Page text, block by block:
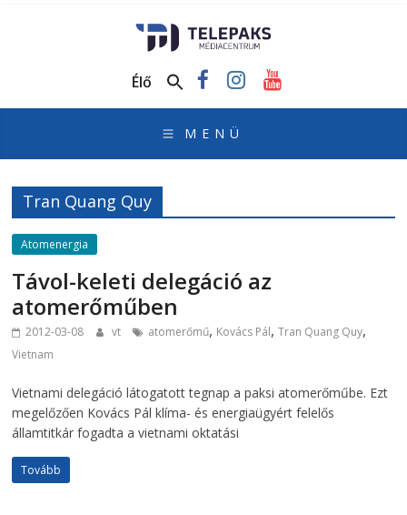
Médiacentrum
honlapja
Élő
Tran Quang Quy
Atomenergia
Távol-keleti delegáció az
atomerőműben
2012-03-08 vt atomerőmű, Kovács Pál,Tran Quang Quy,
Vietnam
Vietnami delegáció látogatott tegnap a paksi atomerőműbe. Ezt
megelőzően Kovács Pál klíma- és energiaügyért felelős
államtitkár fogadta a vietnami oktatási
Tovább